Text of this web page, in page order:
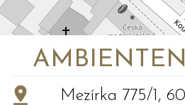
AMBIENTEN
Mezírka 775/1,